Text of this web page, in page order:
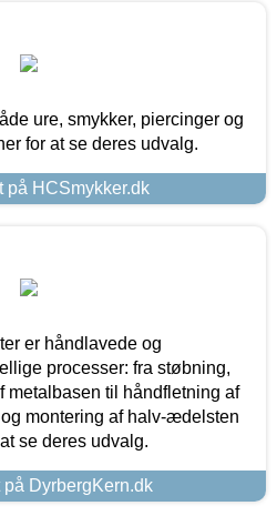
ure, smykker, piercinger og
for at se deres udvalg.
på HCSmykker.dk
er håndlavede og
processer: fra støbning,
til håndfletning af
montering af halv-ædelsten
se deres udvalg.
DyrbergKern.dk